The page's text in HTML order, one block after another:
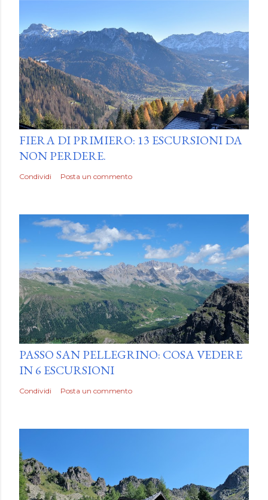
byLuca Mattiello
FIERA DI PRIMIERO: 13 ESCURSIONI DA
NON PERDERE.
Condividi Posta un commento
byLuca Mattiello
PASSO SAN PELLEGRINO: COSA VEDERE
IN 6 ESCURSIONI
Condividi Posta un commento